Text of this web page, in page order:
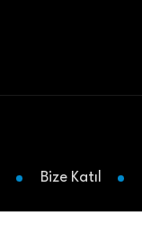
Bize Katıl